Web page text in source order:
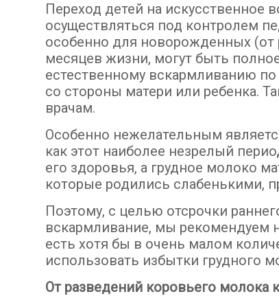
Переход детей на
осуществляться под контролем
особенно для новорожденных (от
месяцев жизни, могут быть
естественному вскармливанию
со стороны матери или ребенка.
врачам.
Особенно нежелательным
как этот наиболее незрелый
его здоровья, а грудное молоко
которые родились слабенькими,
Поэтому, с целью отсрочки
вскармливание, мы рекомендуем
есть хотя бы в очень малом
использовать избытки грудного
От разведений коровьего